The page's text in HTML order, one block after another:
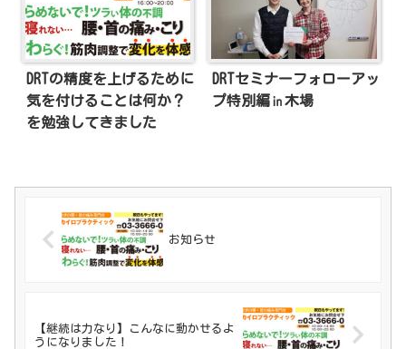
DRTの精度を上げるために
気を付けることは何か？
を勉強してきました
DRTセミナーフォローアッ
プ特別編㏌木場
お知らせ
【継続は力なり】こんなに動かせるよ
うになりました！